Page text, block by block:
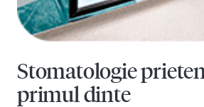
Stomatologie
primul dinte